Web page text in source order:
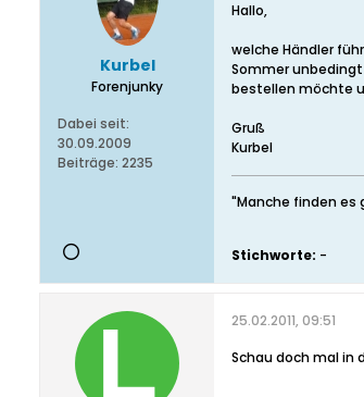
Kurbel
Forenjunky
Dabei seit:
30.09.2009
Beiträge: 2235
Hallo,
welche Händler
Sommer
bestellen möchte
Gruß
Kurbel
"Manche finden es
Stichworte: -
25.02.2011, 09:51
Schau doch mal in